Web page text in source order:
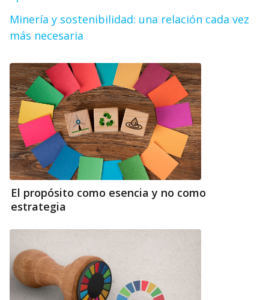
Minería y sostenibilidad: una relación cada vez
más necesaria
El propósito como esencia y no como
estrategia